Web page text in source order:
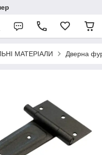
МАТЕРІАЛИ Дверна